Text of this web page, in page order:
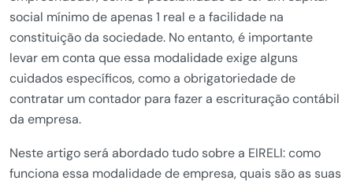
social mínimo de apenas 1 real e a facilidade na
constituição da sociedade. No entanto, é importante
levar em conta que essa modalidade exige alguns
cuidados específicos, como a obrigatoriedade de
contratar um contador para fazer a escrituração contábil
da empresa.
Neste artigo será abordado tudo sobre a EIRELI: como
funciona essa modalidade de empresa, quais são as suas